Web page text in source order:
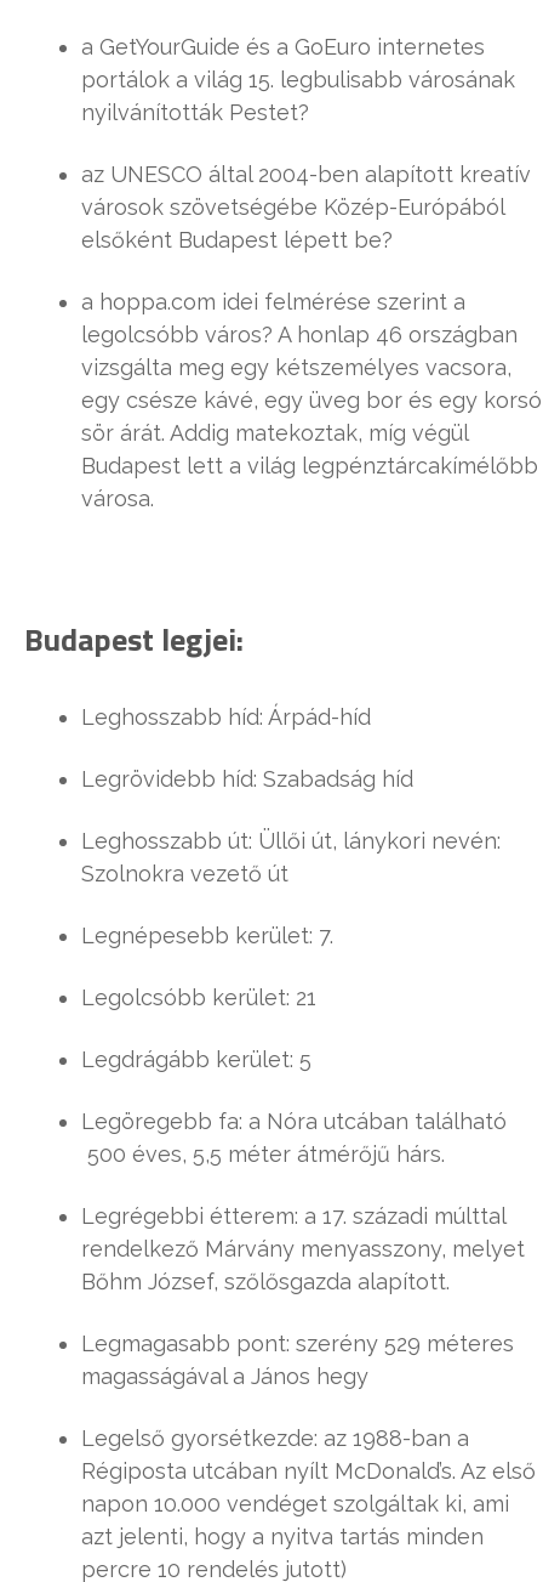
a GetYourGuide és a GoEuro internetes
portálok a világ 15. legbulisabb városának
nyilvánították Pestet?
az UNESCO által 2004-ben alapított kreatív
városok szövetségébe Közép-Európából
elsőként Budapest lépett be?
a hoppa.com idei felmérése szerint a
legolcsóbb város? A honlap 46 országban
vizsgálta meg egy kétszemélyes vacsora,
egy csésze kávé, egy üveg bor és egy korsó
sör árát. Addig matekoztak, míg végül
Budapest lett a világ legpénztárcakímélőbb
városa.
Budapest legjei:
Leghosszabb híd: Árpád-híd
Legrövidebb híd: Szabadság híd
Leghosszabb út: Üllői út, lánykori nevén:
Szolnokra vezető út
Legnépesebb kerület: 7.
Legolcsóbb kerület: 21
Legdrágább kerület: 5
Legöregebb fa: a Nóra utcában található
500 éves, 5,5 méter átmérőjű hárs.
Legrégebbi étterem: a 17. századi múlttal
rendelkező Márvány menyasszony, melyet
Bőhm József, szőlősgazda alapított.
Legmagasabb pont: szerény 529 méteres
magasságával a János hegy
Legelső gyorsétkezde: az 1988-ban a
Régiposta utcában nyílt McDonald’s. Az első
napon 10.000 vendéget szolgáltak ki, ami
azt jelenti, hogy a nyitva tartás minden
percre 10 rendelés jutott)